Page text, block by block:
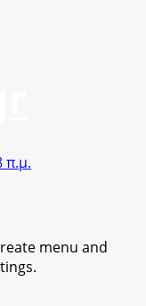
menu and